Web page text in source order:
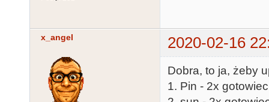
x_angel 2020-02-16
Dobra, to ja, żeby
1. Pin - 2x